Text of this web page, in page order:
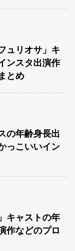
ュリオサ」キ
ンスタ出演作
とめ
の年齢身長出
っこいいイン
キャストの年
作などのプロ